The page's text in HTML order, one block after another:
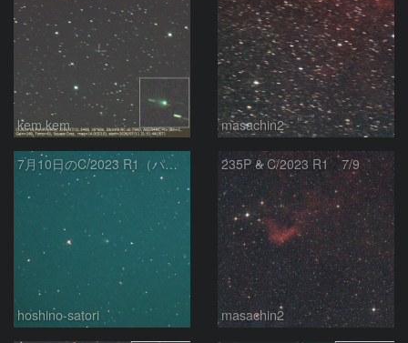
kem.kem masachin2
7月10日のC/2023 R1（パンスターズ彗星）
hoshino-satori
235P & C/2023 R1 7/9
masachin2